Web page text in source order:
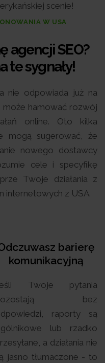
scenie!
W USA
agencji SEO?
te sygnały!
nie odpowiada już na
może hamować rozwój
online. Oto kilka
mogą sugerować, że
nowego dostawcy
cele i specyfikę
Twoje działania z
internetowych z USA.
barierę
komunikacyjną
Twoje pytania
bez
raporty są
lub rzadko
a działania nie
jasno tłumaczone - to